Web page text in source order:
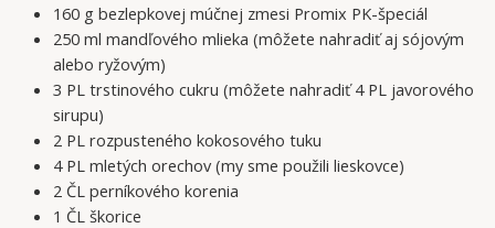
160 g bezlepkovej múčnej zmesi Promix PK-špeciál
250 ml mandľového mlieka (môžete nahradiť aj sójovým
alebo ryžovým)
3 PL trstinového cukru (môžete nahradiť 4 PL javorového
sirupu)
2 PL rozpusteného kokosového tuku
4 PL mletých orechov (my sme použili lieskovce)
2 ČL perníkového korenia
1 ČL škorice